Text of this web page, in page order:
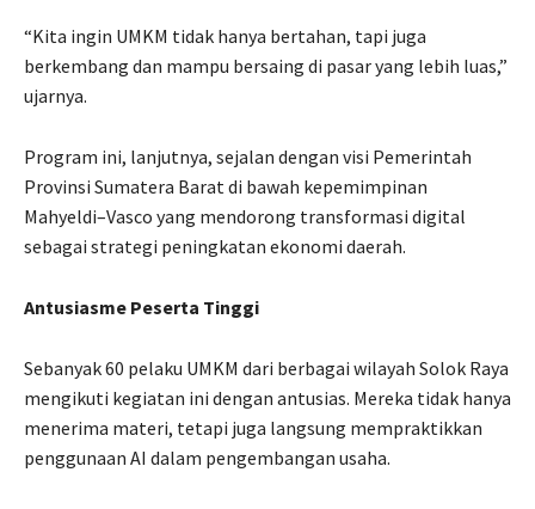
“Kita ingin UMKM tidak hanya bertahan, tapi juga
berkembang dan mampu bersaing di pasar yang lebih luas,”
ujarnya.
Program ini, lanjutnya, sejalan dengan visi Pemerintah
Provinsi Sumatera Barat di bawah kepemimpinan
Mahyeldi–Vasco yang mendorong transformasi digital
sebagai strategi peningkatan ekonomi daerah.
Antusiasme Peserta Tinggi
Sebanyak 60 pelaku UMKM dari berbagai wilayah Solok Raya
mengikuti kegiatan ini dengan antusias. Mereka tidak hanya
menerima materi, tetapi juga langsung mempraktikkan
penggunaan AI dalam pengembangan usaha.